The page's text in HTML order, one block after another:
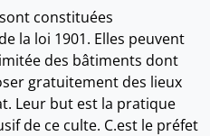
constituées
la loi 1901. Elles peuvent
des bâtiments dont
gratuitement des lieux
Leur but est la pratique
de ce culte. C.est le préfet